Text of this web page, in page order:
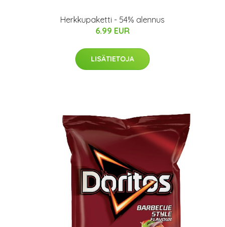
Herkkupaketti - 54% alennus
6.99 EUR
LISÄTIETOJA